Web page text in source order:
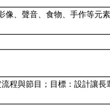
像、聲音、食物、手作等元
程與節目；目標：設計讓長